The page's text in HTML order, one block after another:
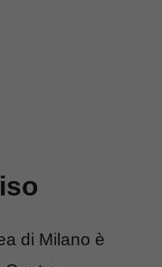
di Milano è